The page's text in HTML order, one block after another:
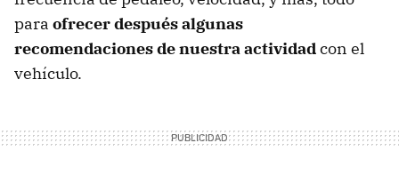
para ofrecer después algunas
recomendaciones de nuestra actividadcon el
vehículo.